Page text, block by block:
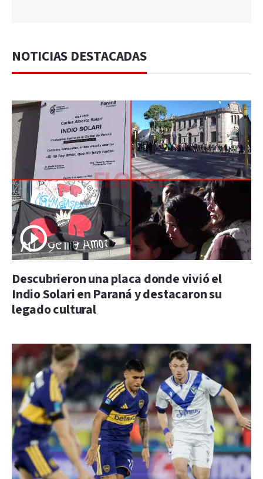
NOTICIAS DESTACADAS
Descubrieron una placa donde vivió el
Indio Solari en Paraná y destacaron su
legado cultural